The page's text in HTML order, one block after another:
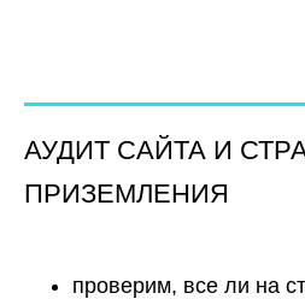
АУДИТ САЙТА И
ПРИЗЕМЛЕНИЯ
проверим, все ли на